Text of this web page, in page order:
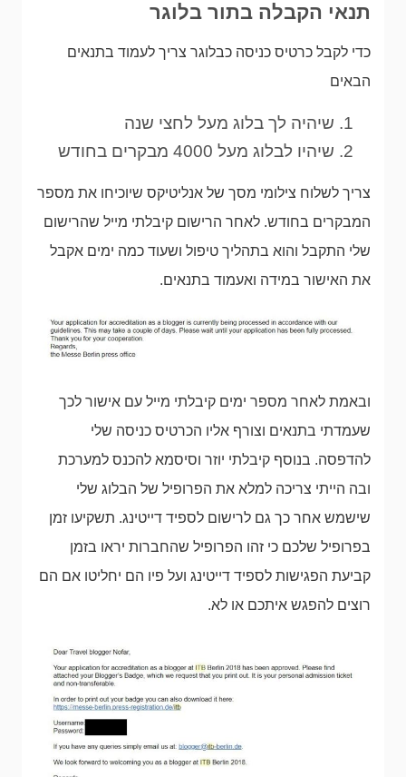
תנאי הקבלה בתור בלוגר
כדי לקבל כרטיס כניסה כבלוגר צריך לעמוד בתנאים
הבאים
שיהיה לך בלוג מעל לחצי שנה
שיהיו לבלוג מעל 4000 מבקרים בחודש
צריך לשלוח צילומי מסך של אנליטיקס שיוכיחו את מספר
המבקרים בחודש. לאחר הרישום קיבלתי מייל שהרישום
שלי התקבל והוא בתהליך טיפול ושעוד כמה ימים אקבל
את האישור במידה ואעמוד בתנאים.
ובאמת לאחר מספר ימים קיבלתי מייל עם אישור לכך
שעמדתי בתנאים וצורף אליו הכרטיס כניסה שלי
להדפסה. בנוסף קיבלתי יוזר וסיסמא להכנס למערכת
ובה הייתי צריכה למלא את הפרופיל של הבלוג שלי
שישמש אחר כך גם לרישום לספיד דייטינג. תשקיעו זמן
בפרופיל שלכם כי זהו הפרופיל שהחברות יראו בזמן
קביעת הפגישות לספיד דייטינג ועל פיו הם יחליטו אם הם
רוצים להפגש איתכם או לא.